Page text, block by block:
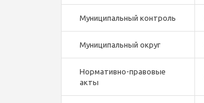
Муниципальный контроль
Муниципальный округ
Нормативно-правовые
акты